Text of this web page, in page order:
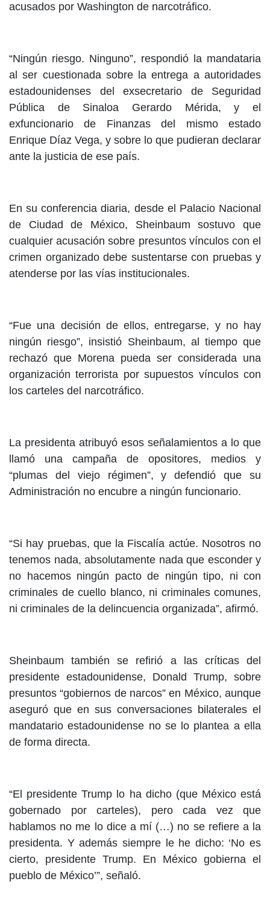
acusados por Washington de narcotráfico.
“Ningún riesgo. Ninguno”, respondió la mandataria
al ser cuestionada sobre la entrega a autoridades
estadounidenses del exsecretario de Seguridad
Pública de Sinaloa Gerardo Mérida, y el
exfuncionario de Finanzas del mismo estado
Enrique Díaz Vega, y sobre lo que pudieran declarar
ante la justicia de ese país.
En su conferencia diaria, desde el Palacio Nacional
de Ciudad de México, Sheinbaum sostuvo que
cualquier acusación sobre presuntos vínculos con el
crimen organizado debe sustentarse con pruebas y
atenderse por las vías institucionales.
“Fue una decisión de ellos, entregarse, y no hay
ningún riesgo”, insistió Sheinbaum, al tiempo que
rechazó que Morena pueda ser considerada una
organización terrorista por supuestos vínculos con
los carteles del narcotráfico.
La presidenta atribuyó esos señalamientos a lo que
llamó una campaña de opositores, medios y
“plumas del viejo régimen”, y defendió que su
Administración no encubre a ningún funcionario.
“Si hay pruebas, que la Fiscalía actúe. Nosotros no
tenemos nada, absolutamente nada que esconder y
no hacemos ningún pacto de ningún tipo, ni con
criminales de cuello blanco, ni criminales comunes,
ni criminales de la delincuencia organizada”, afirmó.
Sheinbaum también se refirió a las críticas del
presidente estadounidense, Donald Trump, sobre
presuntos “gobiernos de narcos” en México, aunque
aseguró que en sus conversaciones bilaterales el
mandatario estadounidense no se lo plantea a ella
de forma directa.
“El presidente Trump lo ha dicho (que México está
gobernado por carteles), pero cada vez que
hablamos no me lo dice a mí (…) no se refiere a la
presidenta. Y además siempre le he dicho: ‘No es
cierto, presidente Trump. En México gobierna el
pueblo de México’”, señaló.